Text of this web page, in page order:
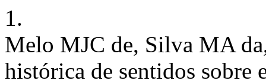
1.
Melo MJC de, Silva MA
histórica de sentidos sobre